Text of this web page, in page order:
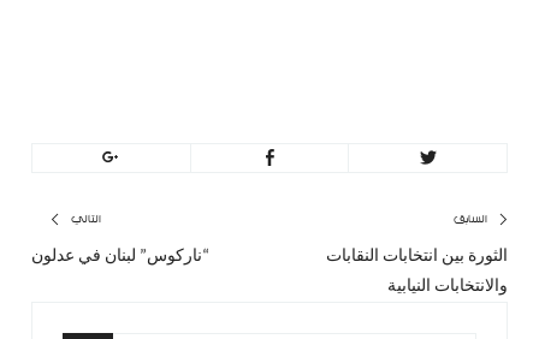
تصفّح
المقالات
السابق
المقال
الثورة بين انتخابات النقابات
والانتخابات النيابية
التالي
“ناركوس” لبنان في عدلون